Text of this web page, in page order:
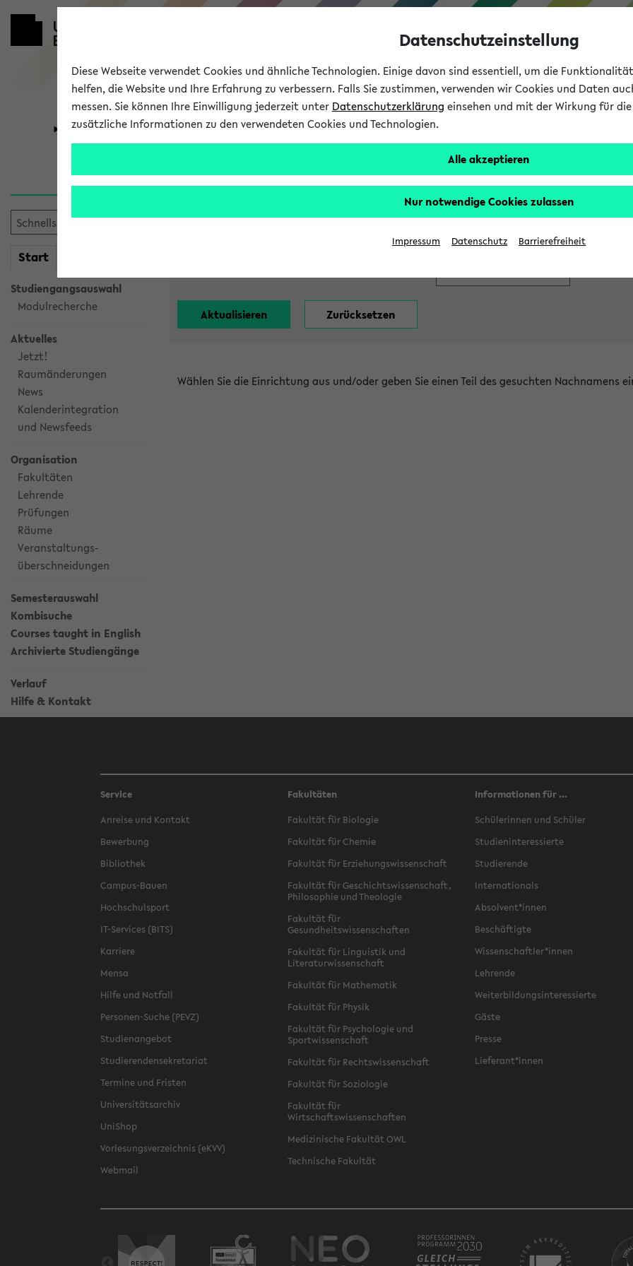
Universität Forschung Studium
Start
Studiengangsauswahl
Modulrecherche
Aktuelles
Jetzt!
Raumänderungen
News
Kalenderintegration
und Newsfeeds
Organisation
Fakultäten
Lehrende
Prüfungen
Räume
Veranstaltungs-
überschneidungen
Semesterauswahl
Kombisuche
Courses taught in English
Archivierte Studiengänge
Verlauf
Hilfe & Kontakt
Alle Lehrenden
Wählen Sie die Einrichtung aus und/oder geben Sie einen Teil des gesuchten Nachnamens
Service
Anreise und Kontakt
Bewerbung
Bibliothek
Campus-Bauen
Hochschulsport
IT-Services (BITS)
Karriere
Mensa
Hilfe und Notfall
Personen-Suche (PEVZ)
Studienangebot
Studierendensekretariat
Termine und Fristen
Universitätsarchiv
UniShop
Vorlesungsverzeichnis (eKVV)
Webmail
Fakultäten
Fakultät für Biologie
Fakultät für Chemie
Fakultät für Erziehungswissenschaft
Fakultät für Geschichtswissenschaft,
Philosophie und Theologie
Fakultät für
Gesundheitswissenschaften
Fakultät für Linguistik und
Literaturwissenschaft
Fakultät für Mathematik
Fakultät für Physik
Fakultät für Psychologie und
Sportwissenschaft
Fakultät für Rechtswissenschaft
Fakultät für Soziologie
Fakultät für
Wirtschaftswissenschaften
Medizinische Fakultät OWL
Technische Fakultät
Informationen für ...
Schülerinnen und Schüler
Studieninteressierte
Studierende
Internationals
Absolvent*innen
Beschäftigte
Wissenschaftler*innen
Lehrende
Weiterbildungsinteressierte
Gäste
Presse
Lieferant*innen
Datenschutzeinstellung
Diese Webseite verwendet Cookies und ähnliche Technologien. Einige davon sind essentiell, um die
helfen, die Website und Ihre Erfahrung zu verbessern. Falls Sie zustimmen, verwenden wir Cookies und Daten
messen. Sie können Ihre Einwilligung jederzeit unter Datenschutzerklärung einsehen und mit der Wirkung für
zusätzliche Informationen zu den verwendeten Cookies und Technologien.
Alle akzeptieren
Nur notwendige Cookies zulassen
Impressum Datenschutz Barrierefreiheit